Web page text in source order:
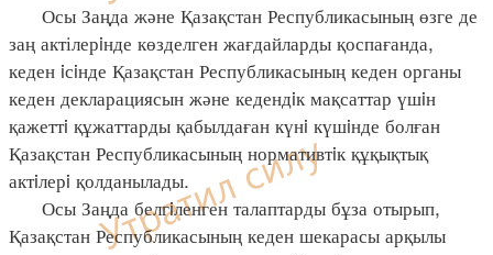
Осы Заңда және Қазақстан Республикасының өзге де
заң актілерiнде көзделген жағдайларды қоспағанда,
кеден iсiнде Қазақстан Республикасының кеден органы
кеден декларациясын және кедендiк мақсаттар үшiн
қажеттi құжаттарды қабылдаған күнi күшiнде болған
Қазақстан Республикасының нормативтiк құқықтық
актiлерi қолданылады.
Осы Заңда белгiленген талаптарды бұза отырып,
Қазақстан Республикасының кеден шекарасы арқылы